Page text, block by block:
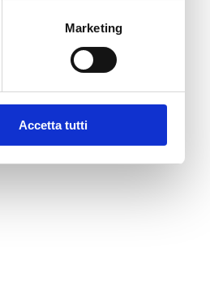
Marketing
Accetta tutti